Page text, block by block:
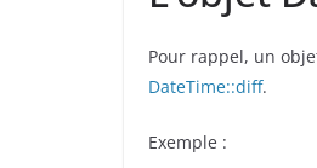
Pour rappel, un
DateTime::diff.
Exemple :